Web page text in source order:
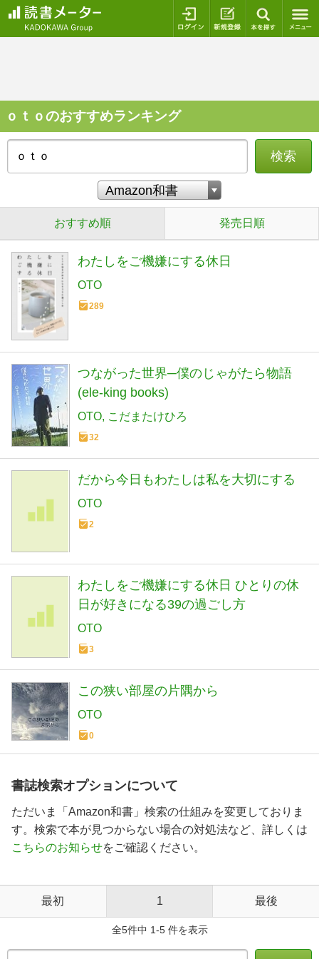
ログイン 新規登録
ｏｔｏのおすすめランキング
検索
おすすめ順 発売日順
わたしをご機嫌にする休日
OTO
289
つながった世界─僕のじゃがたら物語
(ele-king books)
OTO こだまたけひろ
32
だから今日もわたしは私を大切にする
OTO
2
わたしをご機嫌にする休日 ひとりの休
日が好きになる39の過ごし方
OTO
3
この狭い部屋の片隅から
OTO
0
書誌検索オプションについて
ただいま「Amazon和書」検索の仕組みを変更しておりま
す。検索で本が見つからない場合の対処法など、詳しくは
こちらのお知らせをご確認ください。
最初 1 最後
全5件中 1-5 件を表示